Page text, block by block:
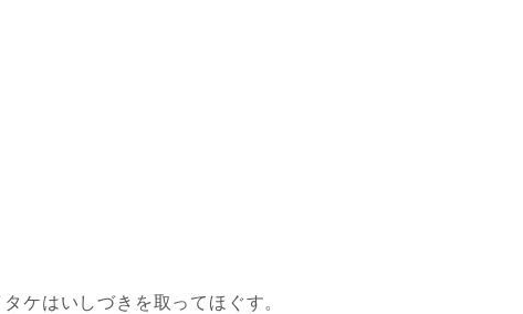
ケはいしづきを取ってほぐす。